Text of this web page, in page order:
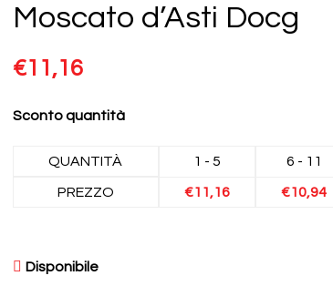
Moscato d’Asti Docg
€11,16
Sconto quantità
QUANTITÀ 1 - 5 6 - 11
PREZZO €11,16 €10,94
Disponibile